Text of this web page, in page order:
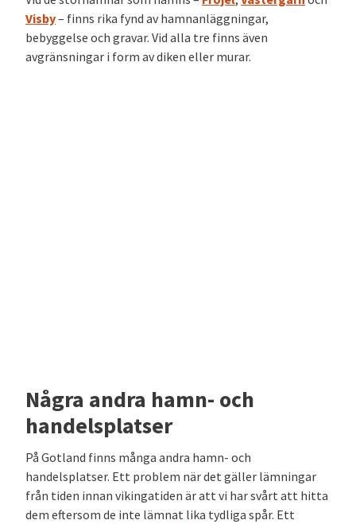
Visby– finns rika fynd av hamnanläggningar,
bebyggelse och gravar. Vid alla tre finns även
avgränsningar i form av diken eller murar.
Några andra hamn- och
handelsplatser
På Gotland finns många andra hamn- och
handelsplatser. Ett problem när det gäller lämningar
från tiden innan vikingatiden är att vi har svårt att hitta
dem eftersom de inte lämnat lika tydliga spår. Ett